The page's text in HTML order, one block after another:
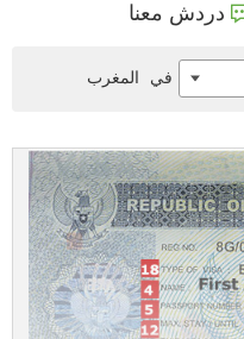
دردش معنا
في المغرب